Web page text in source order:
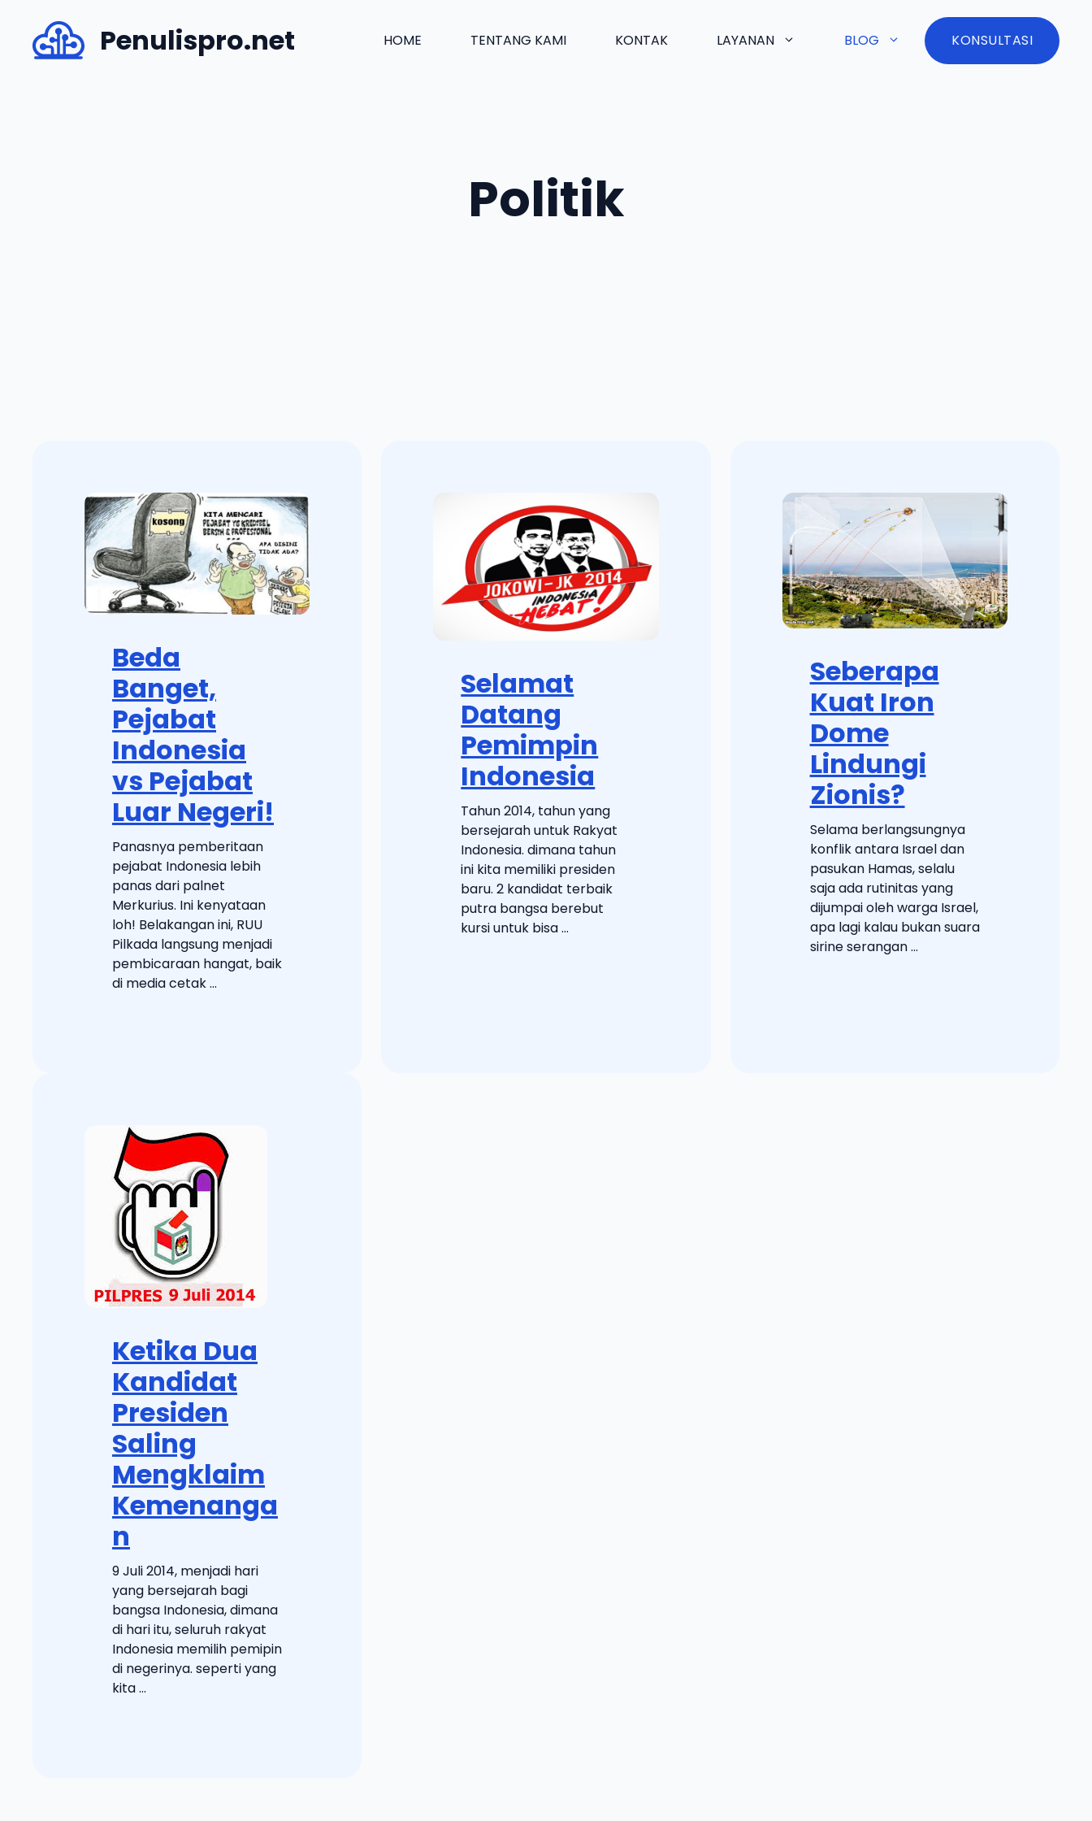
content
Penulispro.net HOME TENTANG KAMI KONTAK LAYANAN BLOG KONSULTASI
Politik
Beda
Banget,
Pejabat
Indonesia
vs Pejabat
Luar Negeri!
Panasnya pemberitaan
pejabat Indonesia lebih
panas dari palnet
Merkurius. Ini kenyataan
loh! Belakangan ini, RUU
Pilkada langsung menjadi
pembicaraan hangat, baik
di media cetak ...
Selamat
Datang
Pemimpin
Indonesia
Tahun 2014, tahun yang
bersejarah untuk Rakyat
Indonesia. dimana tahun
ini kita memiliki presiden
baru. 2 kandidat terbaik
putra bangsa berebut
kursi untuk bisa ...
Seberapa
Kuat Iron
Dome
Lindungi
Zionis?
Selama berlangsungnya
konflik antara Israel dan
pasukan Hamas, selalu
saja ada rutinitas yang
dijumpai oleh warga Israel,
apa lagi kalau bukan suara
sirine serangan ...
Ketika Dua
Kandidat
Presiden
Saling
Mengklaim
Kemenanga
n
9 Juli 2014, menjadi hari
yang bersejarah bagi
bangsa Indonesia, dimana
di hari itu, seluruh rakyat
Indonesia memilih pemipin
di negerinya. seperti yang
kita ...